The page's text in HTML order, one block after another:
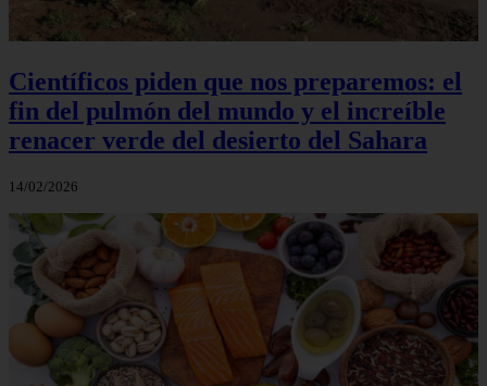
Científicos piden que nos preparemos: el
fin del pulmón del mundo y el increíble
renacer verde del desierto del Sahara
14/02/2026